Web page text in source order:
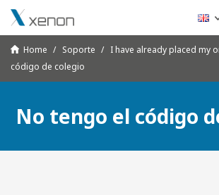
Home Soporte I have already placed my
código de colegio
No tengo el código